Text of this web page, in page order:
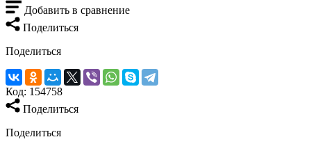
Добавить в сравнение
Поделиться
Поделиться
Код: 154758
Поделиться
Поделиться